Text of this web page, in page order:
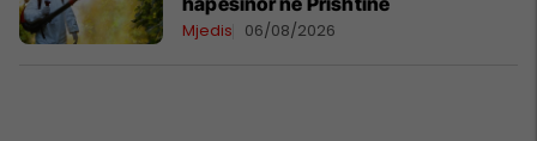
Mjedis 06/08/2026